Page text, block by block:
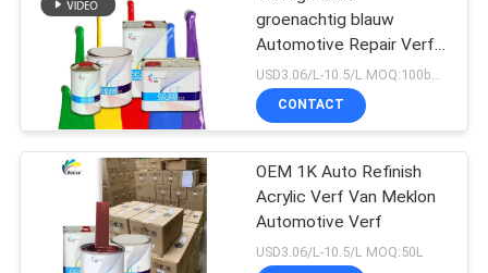
groenachtig blauw
Automotive Repair Verf
voor Auto Refinish
CONTACT
OEM 1K Auto Refinish
Acrylic Verf Van Meklon
Automotive Verf
USD3.06/L-10.5/L MOQ:50L